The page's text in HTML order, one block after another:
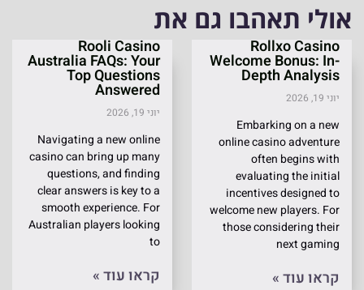
אולי תאהבו גם את
Rollxo Casino
Welcome Bonus: In-
Depth Analysis
יוני 19, 2026
Embarking on a new
online casino adventure
often begins with
evaluating the initial
incentives designed to
welcome new players. For
those considering their
next gaming
קראו עוד »
Rooli Casino
Australia FAQs: Your
Top Questions
Answered
יוני 19, 2026
Navigating a new online
casino can bring up many
questions, and finding
clear answers is key to a
smooth experience. For
Australian players looking
to
קראו עוד »